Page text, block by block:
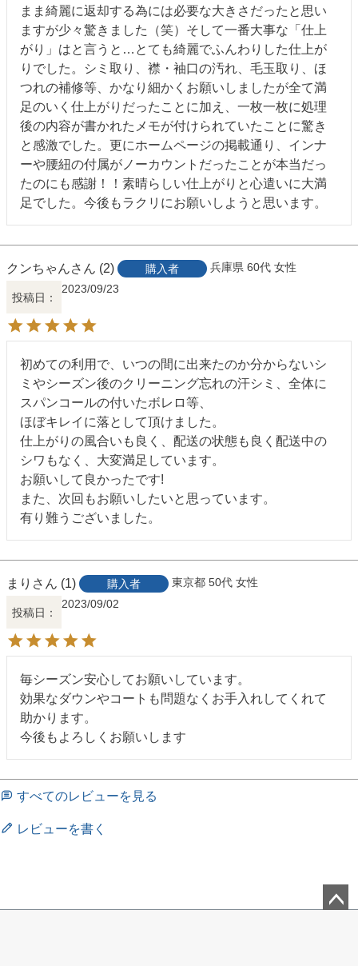
まま綺麗に返却する為には必要な大きさだったと思い
ますが少々驚きました（笑）そして一番大事な「仕上
がり」はと言うと…とても綺麗でふんわりした仕上が
りでした。シミ取り、襟・袖口の汚れ、毛玉取り、ほ
つれの補修等、かなり細かくお願いしましたが全て満
足のいく仕上がりだったことに加え、一枚一枚に処理
後の内容が書かれたメモが付けられていたことに驚き
と感激でした。更にホームページの掲載通り、インナ
ーや腰紐の付属がノーカウントだったことが本当だっ
たのにも感謝！！素晴らしい仕上がりと心遣いに大満
足でした。今後もラクリにお願いしようと思います。
クンちゃん 2 購入者 兵庫県 60代 女性
投稿日
2023/09/23
初めての利用で、いつの間に出来たのか分からないシ
ミやシーズン後のクリーニング忘れの汗シミ、全体に
スパンコールの付いたボレロ等、
ほぼキレイに落として頂けました。
仕上がりの風合いも良く、配送の状態も良く配送中の
シワもなく、大変満足しています。
お願いして良かったです!
また、次回もお願いしたいと思っています。
有り難うございました。
まり 1 購入者 東京都 50代 女性
投稿日
2023/09/02
毎シーズン安心してお願いしています。
効果なダウンやコートも問題なくお手入れしてくれて
助かります。
今後もよろしくお願いします
すべてのレビューを見る
レビューを書く